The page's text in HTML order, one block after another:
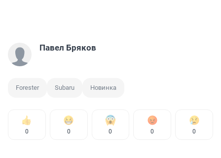
Павел Бряков
Forester Subaru Новинка
0 0 0 0 0